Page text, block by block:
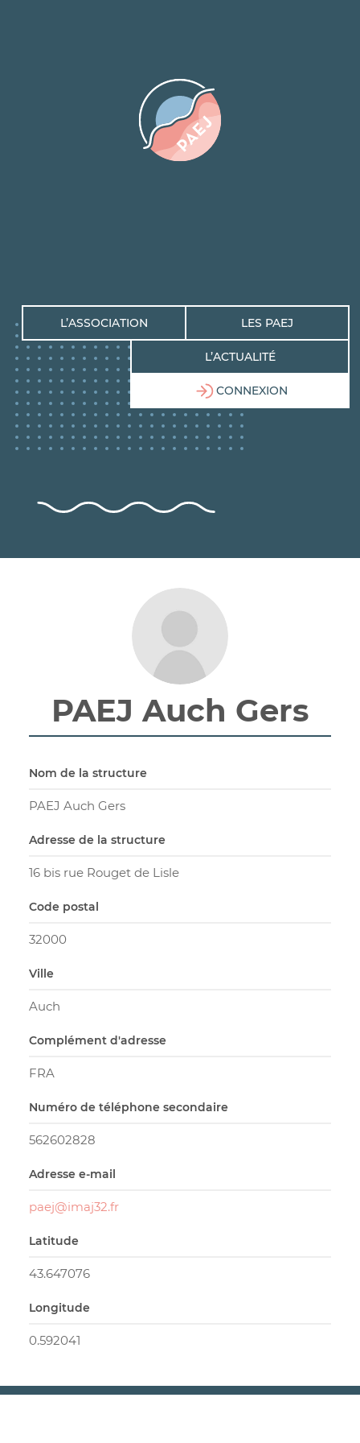
L’ASSOCIATION LES PAEJ
L’ACTUALITÉ
CONNEXION
PAEJ Auch Gers
Nom de la structure
PAEJ Auch Gers
Adresse de la structure
16 bis rue Rouget de Lisle
Code postal
32000
Ville
Auch
Complément d'adresse
FRA
Numéro de téléphone secondaire
562602828
Adresse e-mail
paej@imaj32.fr
Latitude
43.647076
Longitude
0.592041